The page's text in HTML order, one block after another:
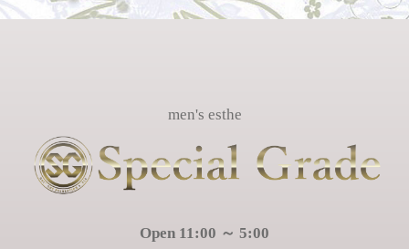
men's esthe
Open 11:00 ～ 5:00